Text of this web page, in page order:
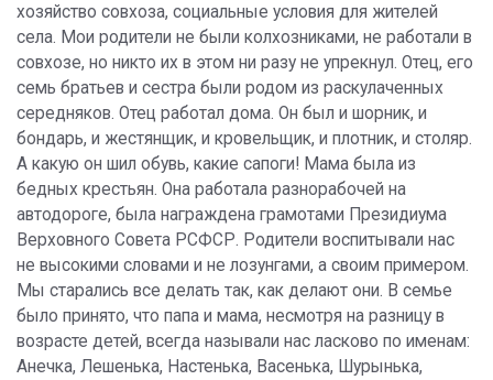
хозяйство совхоза, социальные условия для жителей
села. Мои родители не были колхозниками, не работали в
совхозе, но никто их в этом ни разу не упрекнул. Отец, его
семь братьев и сестра были родом из раскулаченных
середняков. Отец работал дома. Он был и шорник, и
бондарь, и жестянщик, и кровельщик, и плотник, и столяр.
А какую он шил обувь, какие сапоги! Мама была из
бедных крестьян. Она работала разнорабочей на
автодороге, была награждена грамотами Президиума
Верховного Совета РСФСР. Родители воспитывали нас
не высокими словами и не лозунгами, а своим примером.
Мы старались все делать так, как делают они. В семье
было принято, что папа и мама, несмотря на разницу в
возрасте детей, всегда называли нас ласково по именам:
Анечка, Лешенька, Настенька, Васенька, Шурынька,